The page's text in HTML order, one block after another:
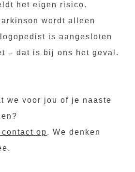
het eigen risico.
wordt alleen
is aangesloten
– dat is bij ons het geval.
we voor jou of je naaste
op. We denken